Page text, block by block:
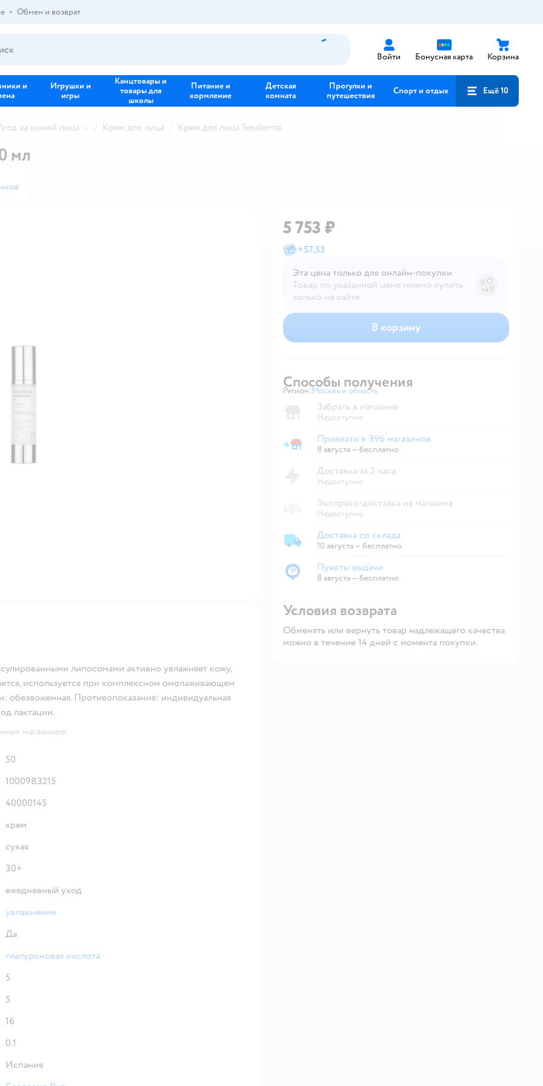
Обмен и возврат
Войти Бонусная карта Корзина
и
Игрушки и
игры
Канцтовары и
товары для
школы
Питание и
кормление
Детская
комната
Прогулки и
путешествия
Спорт и отдых Ещё 10
за кожей лица Крем для лица Крем для лица Sesderma
мл
5 753 ₽
+57,53
Эта цена только для онлайн‑покупки
Товар по указанной цене можно купить
только на сайте
В корзину
Способы получения
Регион: Выбор адреса доставки.
Москва и область
Забрать в магазине
Недоступно
Привезти в магазин
Привезти в 396 магазинов
8 августа—бесплатно
Доставка за 2 часа
Недоступно
Экспресс-доставка из магазина
Недоступно
Доставка со склада
Доставка со склада
10 августа—бесплатно
Пункты выдачи
Пункты выдачи
8 августа—бесплатно
Условия возврата
Обменять или вернуть товар надлежащего качества
можно в течение 14 дней с момента покупки.
липосомами активно увлажняет кожу,
используется при комплексном омолаживающем
обезвоженная. Противопоказания: индивидуальная
лактации.
магазинов.
50
1000983215
40000145
крем
сухая
30+
ежедневный уход
увлажнение
Да
гиалуроновая кислота
5
5
16
0.1
Испания